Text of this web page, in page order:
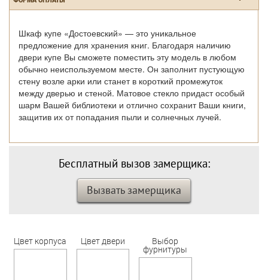
Шкаф купе «Достоевский» — это уникальное
предложение для хранения книг. Благодаря наличию
двери купе Вы сможете поместить эту модель в любом
обычно неиспользуемом месте. Он заполнит пустующую
стену возле арки или станет в короткий промежуток
между дверью и стеной. Матовое стекло придаст особый
шарм Вашей библиотеки и отлично сохранит Ваши книги,
защитив их от попадания пыли и солнечных лучей.
Бесплатный вызов замерщика:
Вызвать замерщика
Цвет корпуса Цвет двери Выбор
фурнитуры